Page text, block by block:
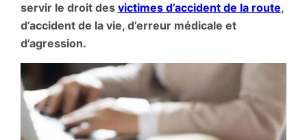
servir le droit des victimes d’accident de la route,
d’accident de la vie, d’erreur médicale et
d’agression.